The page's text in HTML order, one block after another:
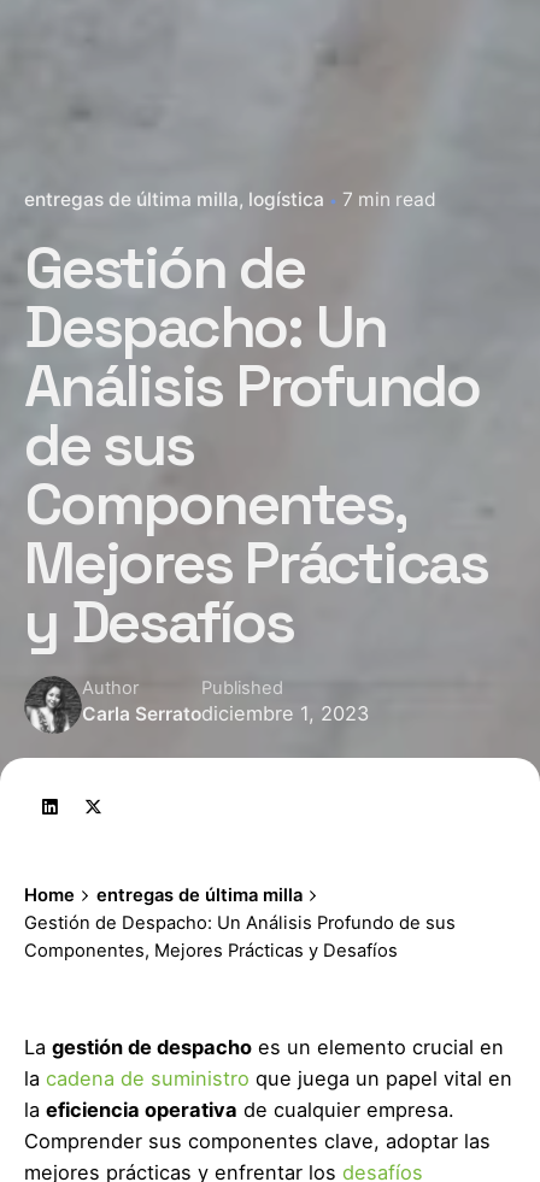
entregas de última milla logística 7 min read
Gestión de
Despacho: Un
Análisis Profundo
de sus
Componentes,
Mejores Prácticas
y Desafíos
Author
Carla Serrato
Published
diciembre 1, 2023
Home
entregas de última milla
Gestión de Despacho: Un Análisis Profundo de sus
Componentes, Mejores Prácticas y Desafíos
La gestión de despacho es un elemento crucial en
la cadena de suministro que juega un papel vital en
la eficiencia operativa de cualquier empresa.
Comprender sus componentes clave, adoptar las
mejores prácticas y enfrentar los desafíos